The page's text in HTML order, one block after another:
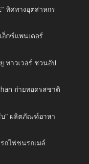
ทิศทางอุตสาหกร
กซ์แพนเดอร์
ทาวเวอร์ ชวนอัป
ถ่ายทอดรสชาติ
” ผลิตภัณฑ์อาหา
ถไฟชนรถเมล์